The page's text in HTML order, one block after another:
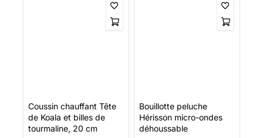
Coussin chauffant Tête
de Koala et billes de
tourmaline, 20 cm
Bouillotte peluche
Hérisson micro-ondes
déhoussable